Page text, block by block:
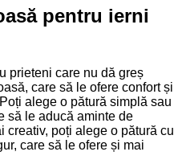
pentru ierni
prieteni care nu dă greș
care să le ofere confort și
alege o pătură simplă sau
să le aducă aminte de
creativ, poți alege o pătură cu
care să le ofere și mai